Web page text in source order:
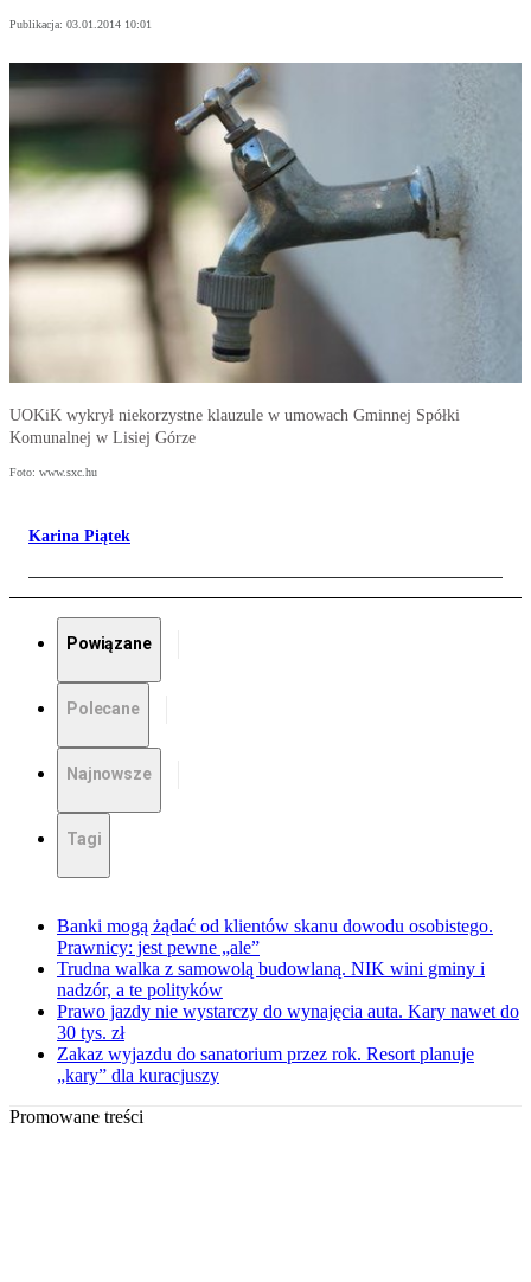
Publikacja: 03.01.2014 10:01
UOKiK wykrył niekorzystne klauzule w umowach Gminnej Spółki
Komunalnej w Lisiej Górze
Foto: www.sxc.hu
Karina Piątek
Powiązane
Polecane
Najnowsze
Tagi
Banki mogą żądać od klientów skanu dowodu osobistego.
Prawnicy: jest pewne „ale”
Trudna walka z samowolą budowlaną. NIK wini gminy i
nadzór, a te polityków
Prawo jazdy nie wystarczy do wynajęcia auta. Kary nawet do
30 tys. zł
Zakaz wyjazdu do sanatorium przez rok. Resort planuje
„kary” dla kuracjuszy
Promowane treści